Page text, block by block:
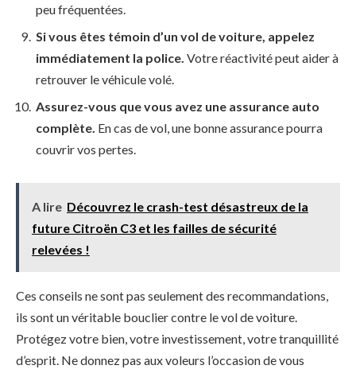
peu fréquentées.
Si vous êtes témoin d’un vol de voiture, appelez
immédiatement la police. Votre réactivité peut aider à
retrouver le véhicule volé.
Assurez-vous que vous avez une assurance auto
complète. En cas de vol, une bonne assurance pourra
couvrir vos pertes.
A lire Découvrez le crash-test désastreux de la
future Citroën C3 et les failles de sécurité
relevées !
Ces conseils ne sont pas seulement des recommandations,
ils sont un véritable bouclier contre le vol de voiture.
Protégez votre bien, votre investissement, votre tranquillité
d’esprit. Ne donnez pas aux voleurs l’occasion de vous